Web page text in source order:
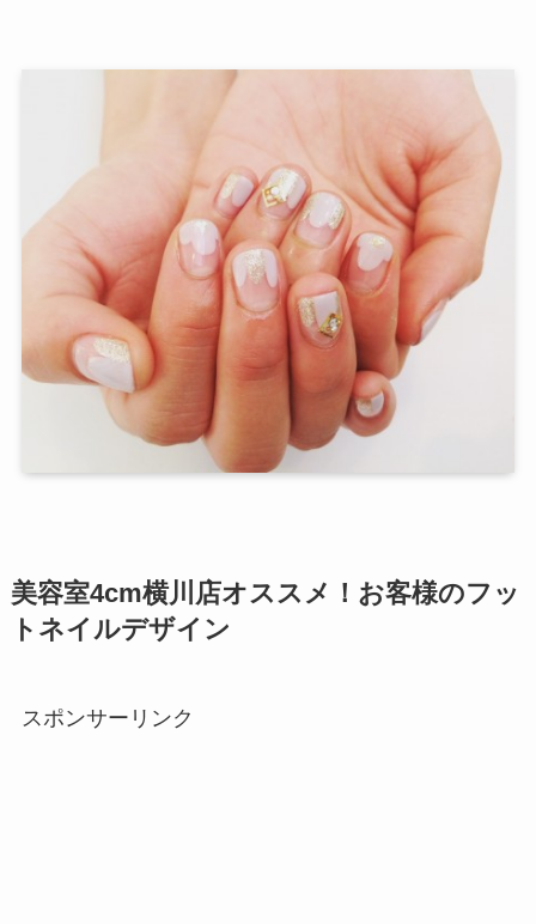
美容室4cm横川店オススメ！お客様のフッ
トネイルデザイン
スポンサーリンク